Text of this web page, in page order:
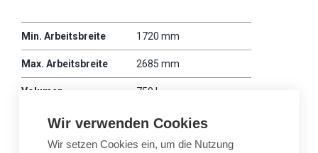
Min. Arbeitsbreite 1720 mm
Max. Arbeitsbreite 2685 mm
Volumen 750 l
Gewicht 290 kg
375
Wir verwenden Cookies
Wir setzen Cookies ein, um die Nutzung